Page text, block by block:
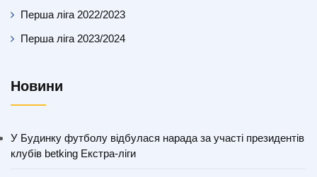
Перша ліга 2022/2023
Перша ліга 2023/2024
Новини
У Будинку футболу відбулася нарада за участі президентів
клубів betking Екстра-ліги